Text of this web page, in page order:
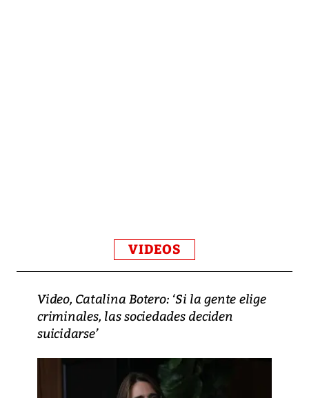
VIDEOS
Video, Catalina Botero: ‘Si la gente elige
criminales, las sociedades deciden
suicidarse’